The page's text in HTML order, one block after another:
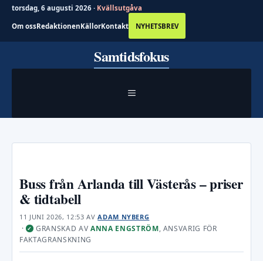
torsdag, 6 augusti 2026 · Kvällsutgåva
Om ossRedaktionenKällorKontakt NYHETSBREV
Samtidsfokus
MENY
Buss från Arlanda till Västerås – priser
& tidtabell
11 JUNI 2026, 12:53 AVADAM NYBERG
· ✓ GRANSKAD AV ANNA ENGSTRÖM, ANSVARIG FÖR
FAKTAGRANSKNING